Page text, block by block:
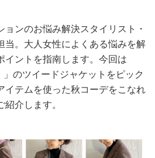
ンのお悩み解決スタイリスト・
当。大人女性によくある悩みを解
イントを指南します。今回は
」のツイードジャケットをピック
イテムを使った秋コーデをこなれ
介します。